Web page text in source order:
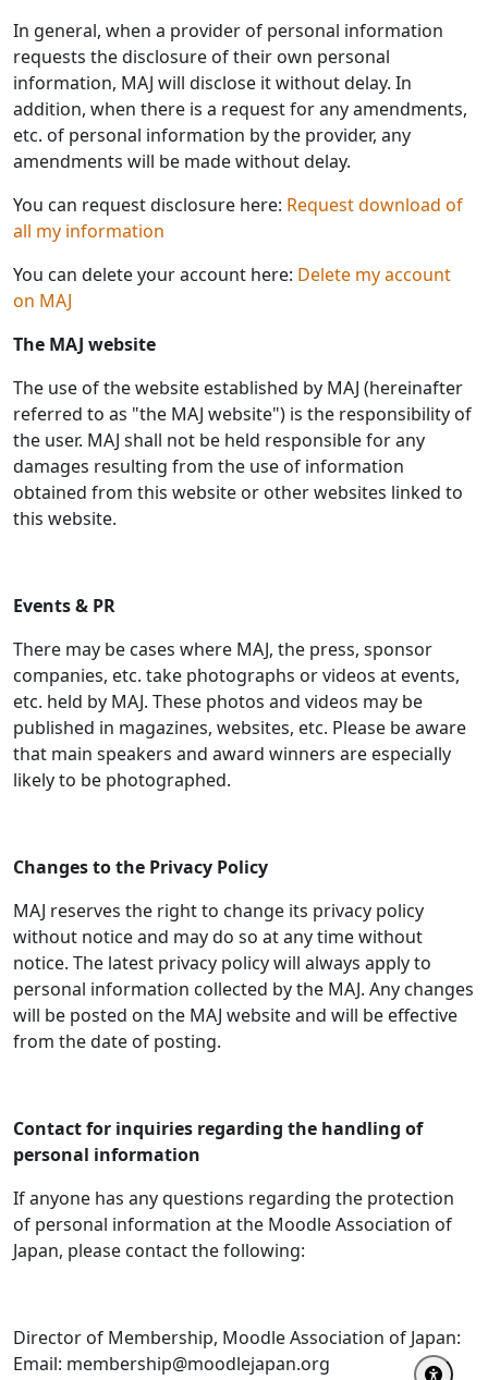
In general, when a provider of personal information
requests the disclosure of their own personal
information, MAJ will disclose it without delay. In
addition, when there is a request for any amendments,
etc. of personal information by the provider, any
amendments will be made without delay.
You can request disclosure here: Request download of
all my information
You can delete your account here: Delete my account
on MAJ
The MAJ website
The use of the website established by MAJ (hereinafter
referred to as "the MAJ website") is the responsibility of
the user. MAJ shall not be held responsible for any
damages resulting from the use of information
obtained from this website or other websites linked to
this website.
Events & PR
There may be cases where MAJ, the press, sponsor
companies, etc. take photographs or videos at events,
etc. held by MAJ. These photos and videos may be
published in magazines, websites, etc. Please be aware
that main speakers and award winners are especially
likely to be photographed.
Changes to the Privacy Policy
MAJ reserves the right to change its privacy policy
without notice and may do so at any time without
notice. The latest privacy policy will always apply to
personal information collected by the MAJ. Any changes
will be posted on the MAJ website and will be effective
from the date of posting.
Contact for inquiries regarding the handling of
personal information
If anyone has any questions regarding the protection
of personal information at the Moodle Association of
Japan, please contact the following:
Director of Membership, Moodle Association of Japan:
Email: membership@moodlejapan.org